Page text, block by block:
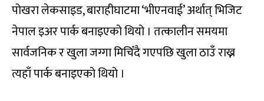
पोखरा लेकसाइड, बाराहीघाटमा ‘भीएनवाई’ अर्थात् भिजिट
नेपाल इअर पार्क बनाइएको थियो । तत्कालीन समयमा
सार्वजनिक र खुला जग्गा मिचिँदै गएपछि खुला ठाउँ राख्न
त्यहाँ पार्क बनाइएको थियो ।